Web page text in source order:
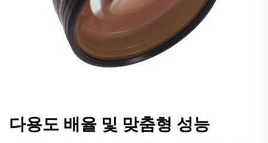
다용도 배율 및 맞춤형 성능